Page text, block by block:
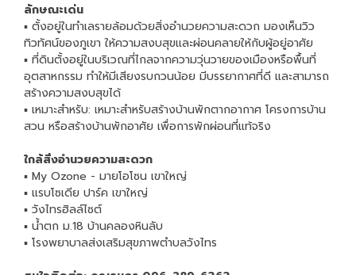
ลักษณะเด่น
▪ ตั้งอยู่ในทำเลรายล้อมด้วยสิ่งอำนวยความสะดวก มองเห็นวิว
ทิวทัศน์ของภูเขา ให้ความสงบสุขและผ่อนคลายให้กับผู้อยู่อาศัย
▪ ที่ดินตั้งอยู่ในบริเวณที่ไกลจากความวุ่นวายของเมืองหรือพื้นที่
อุตสาหกรรม ทำให้มีเสียงรบกวนน้อย มีบรรยากาศที่ดี และสามารถ
สร้างความสงบสุขได้
▪ เหมาะสำหรับ: เหมาะสำหรับสร้างบ้านพักตากอากาศ โครงการบ้าน
สวน หรือสร้างบ้านพักอาศัย เพื่อการพักผ่อนที่แท้จริง
ใกล้สิ่งอำนวยความสะดวก
▪ My Ozone - มายโอโซน เขาใหญ่
▪ แรบโซเดีย ปาร์ค เขาใหญ่
▪ วังไทรฮิลล์ไซต์
▪ น้ำตก ม.18 บ้านคลองหินลับ
▪ โรงพยาบาลส่งเสริมสุขภาพตำบลวังไทร